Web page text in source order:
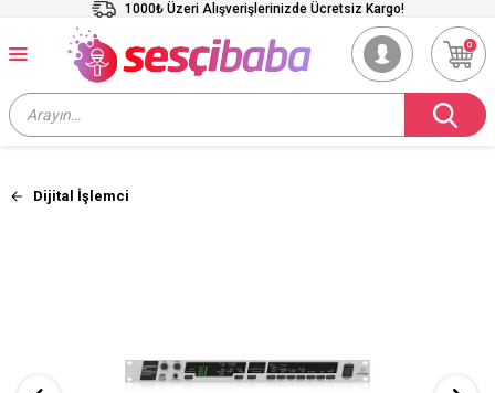
1000₺ Üzeri Alışverişlerinizde Ücretsiz Kargo!
0
Dijital İşlemci